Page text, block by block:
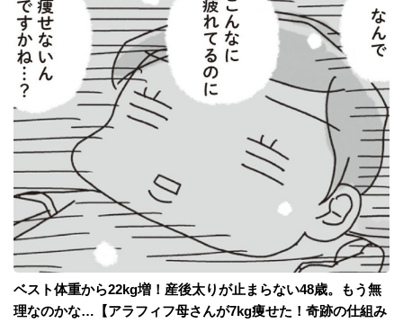
ベスト体重から22kg増！産後太りが止まらない48歳。もう無
理なのかな…【アラフィフ母さんが7kg痩せた！奇跡の仕組み